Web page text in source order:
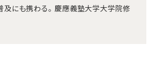
及にも携わる。 慶應義塾大学大学院修